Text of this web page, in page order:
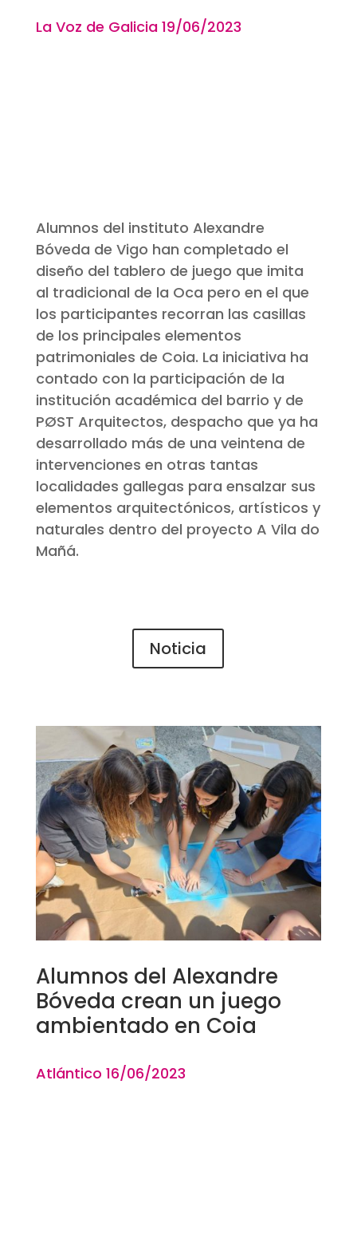
La Voz de Galicia 19/06/2023
Alumnos del instituto Alexandre
Bóveda de Vigo han completado el
diseño del tablero de juego que imita
al tradicional de la Oca pero en el que
los participantes recorran las casillas
de los principales elementos
patrimoniales de Coia. La iniciativa ha
contado con la participación de la
institución académica del barrio y de
PØST Arquitectos, despacho que ya ha
desarrollado más de una veintena de
intervenciones en otras tantas
localidades gallegas para ensalzar sus
elementos arquitectónicos, artísticos y
naturales dentro del proyecto A Vila do
Mañá.
Noticia
Alumnos del Alexandre
Bóveda crean un juego
ambientado en Coia
Atlántico 16/06/2023